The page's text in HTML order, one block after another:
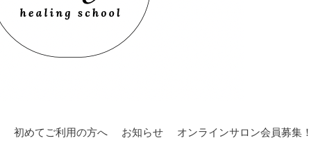
初めてご利用の方へ お知らせ オンラインサロン会員募集！